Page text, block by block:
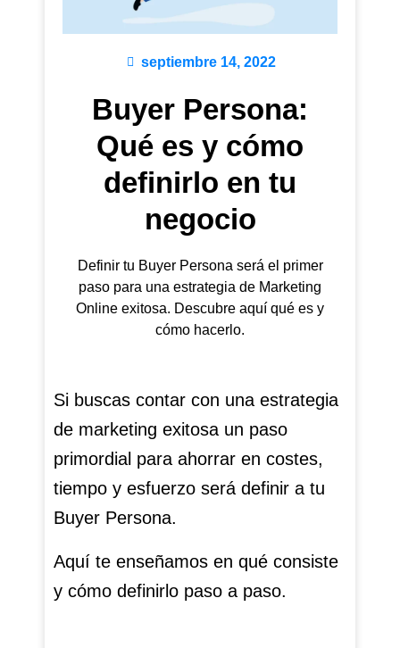
septiembre 14, 2022
Buyer Persona:
Qué es y cómo
definirlo en tu
negocio
Definir tu Buyer Persona será el primer
paso para una estrategia de Marketing
Online exitosa. Descubre aquí qué es y
cómo hacerlo.
Si buscas contar con una estrategia
de marketing exitosa un paso
primordial para ahorrar en costes,
tiempo y esfuerzo será definir a tu
Buyer Persona.
Aquí te enseñamos en qué consiste
y cómo definirlo paso a paso.